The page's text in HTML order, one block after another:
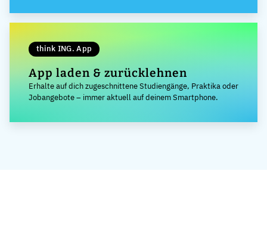
think ING. App
App laden & zurücklehnen
Erhalte auf dich zugeschnittene Studiengänge, Praktika oder
Jobangebote – immer aktuell auf deinem Smartphone.